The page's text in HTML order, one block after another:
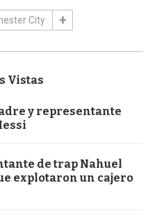
City
Vistas
y representante
de trap Nahuel
explotaron un cajero